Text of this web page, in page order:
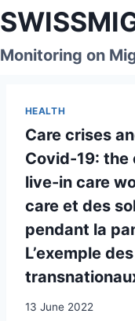
Skip
to
content
Monitoring on
HEALTH
Care crises
Covid-19: the
live-in care
care et des
pendant la
L’exemple
13 June 2022